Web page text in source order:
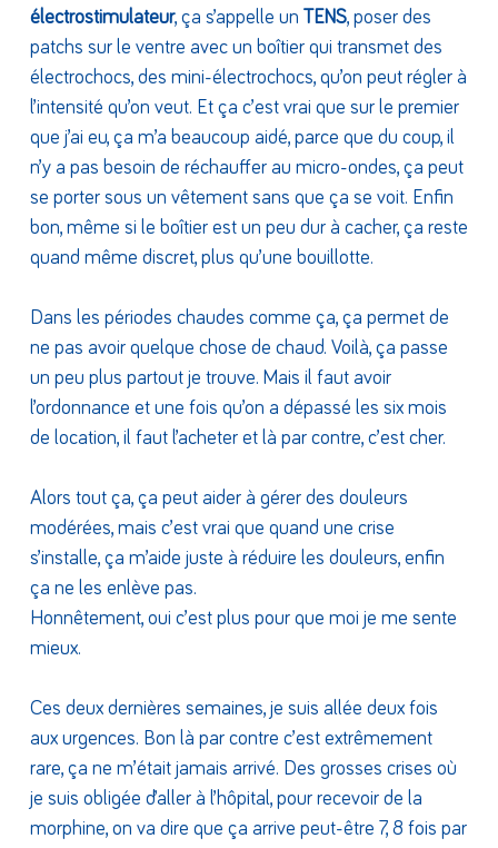
électrostimulateur, ça s’appelle un TENS, poser des
patchs sur le ventre avec un boîtier qui transmet des
électrochocs, des mini-électrochocs, qu’on peut régler à
l’intensité qu’on veut. Et ça c’est vrai que sur le premier
que j’ai eu, ça m’a beaucoup aidé, parce que du coup, il
n’y a pas besoin de réchauffer au micro-ondes, ça peut
se porter sous un vêtement sans que ça se voit. Enfin
bon, même si le boîtier est un peu dur à cacher, ça reste
quand même discret, plus qu’une bouillotte.
Dans les périodes chaudes comme ça, ça permet de
ne pas avoir quelque chose de chaud. Voilà, ça passe
un peu plus partout je trouve. Mais il faut avoir
l’ordonnance et une fois qu’on a dépassé les six mois
de location, il faut l’acheter et là par contre, c’est cher.
Alors tout ça, ça peut aider à gérer des douleurs
modérées, mais c’est vrai que quand une crise
s’installe, ça m’aide juste à réduire les douleurs, enfin
ça ne les enlève pas.
Honnêtement, oui c’est plus pour que moi je me sente
mieux.
Ces deux dernières semaines, je suis allée deux fois
aux urgences. Bon là par contre c’est extrêmement
rare, ça ne m’était jamais arrivé. Des grosses crises où
je suis obligée d’aller à l’hôpital, pour recevoir de la
morphine, on va dire que ça arrive peut-être 7, 8 fois par